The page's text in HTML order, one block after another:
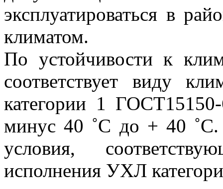
эксплуатироваться в
климатом.
По устойчивости к
соответствует виду
категории 1
минус 40 ˚С до + 40 ˚С.
условия,
исполнения УХЛ